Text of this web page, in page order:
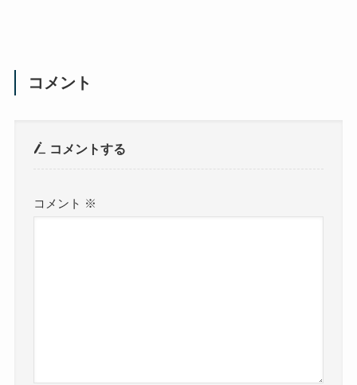
コメント
コメントする
コメント ※